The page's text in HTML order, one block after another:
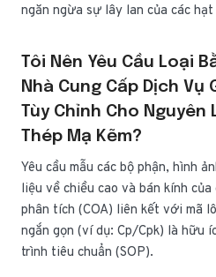
ngăn ngừa sự lây lan của các hạt
Tôi Nên Yêu Cầu Loại
Nhà Cung Cấp Dịch Vụ
Tùy Chỉnh Cho Nguyên
Thép Mạ Kẽm?
Yêu cầu mẫu các bộ phận, hình
liệu về chiều cao và bán kính
phân tích (COA) liên kết với mã
ngắn gọn (ví dụ: Cp/Cpk) là hữu
trình tiêu chuẩn (SOP).